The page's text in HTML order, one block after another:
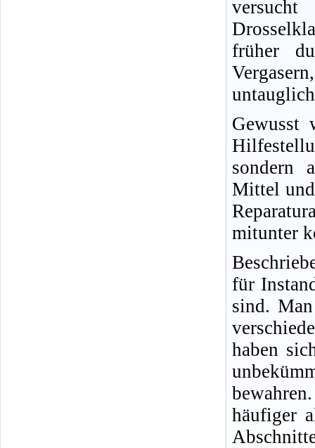
früher
Gewusst
sondern
Mittel und
mitunter
für
sind.
haben
häufiger